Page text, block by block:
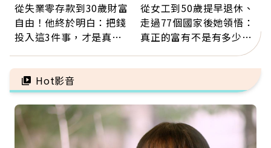
從失業零存款到30歲財富
自由！他終於明白：把錢
投入這3件事，才是真正
從女工到50歲提早退休、
走過77個國家後她領悟：
真正的富有不是有多少
錢，而是擁有選擇人生的
自由
Hot影音